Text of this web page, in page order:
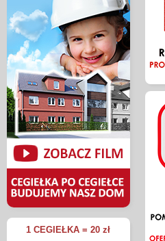
1 CEGIEŁKA = 20 zł